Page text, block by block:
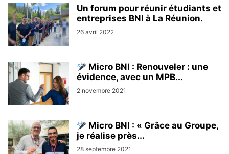
Un forum pour réunir étudiants et
entreprises BNI à La Réunion.
26 avril 2022
Micro BNI : Renouveler : une
évidence, avec un MPB...
2 novembre 2021
Micro BNI : « Grâce au Groupe,
je réalise près...
28 septembre 2021